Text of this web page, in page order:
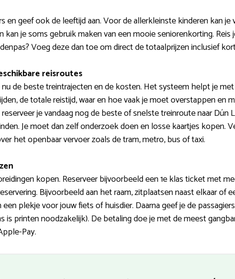
en geef ook de leeftijd aan. Voor de allerkleinste kinderen kan je
kan je soms gebruik maken van een mooie seniorenkorting. Reis
Voeg deze dan toe om direct de totaalprijzen inclusief
reisroutes
de beste treintrajecten en de kosten. Het systeem helpt je
de totale reistijd, waar en hoe vaak je moet overstappen en
je vandaag nog de beste of snelste treinroute naar Dún
Je moet dan zelf onderzoek doen en losse kaartjes kopen.
het openbaar vervoer zoals de tram, metro, bus of taxi.
kopen. Reserveer bijvoorbeeld een 1e klas ticket met
Bijvoorbeeld aan het raam, zitplaatsen naast elkaar of
plekje voor jouw fiets of huisdier. Daarna geef je de
is printen noodzakelijk). De betaling doe je met de meest
Pay.